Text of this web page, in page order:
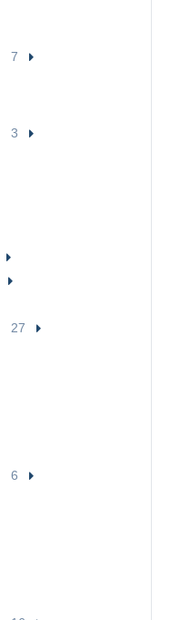
7
3
27
6